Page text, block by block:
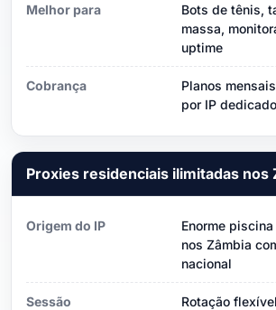
Melhor para
Bots de tênis,
massa,
uptime
Cobrança
Planos
por IP dedicado
Proxies residenciais ilimitadas nos
Origem do IP
Enorme
nos Zâmbia
nacional
Sessão
Rotação